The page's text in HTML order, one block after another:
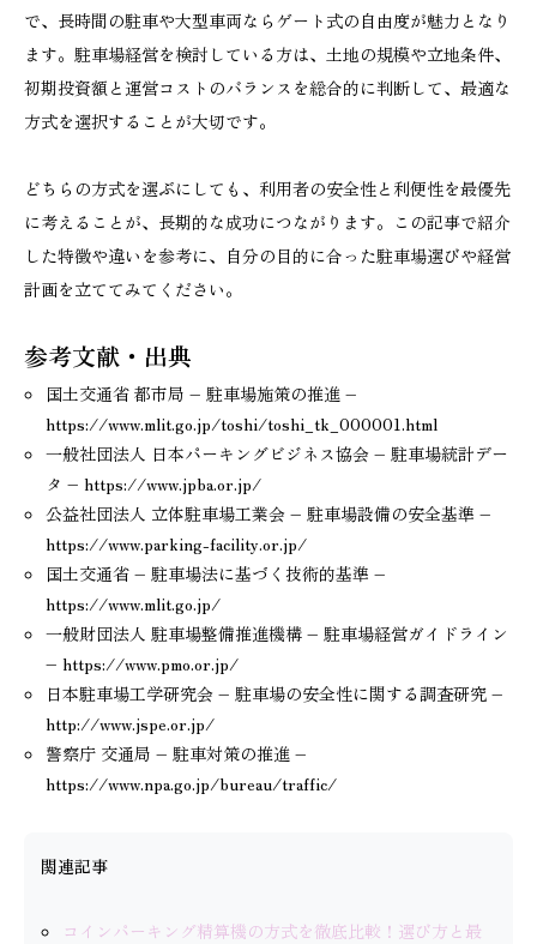
で、長時間の駐車や大型車両ならゲート式の自由度が魅力となり
ます。駐車場経営を検討している方は、土地の規模や立地条件、
初期投資額と運営コストのバランスを総合的に判断して、最適な
方式を選択することが大切です。
どちらの方式を選ぶにしても、利用者の安全性と利便性を最優先
に考えることが、長期的な成功につながります。この記事で紹介
した特徴や違いを参考に、自分の目的に合った駐車場選びや経営
計画を立ててみてください。
参考文献・出典
国土交通省 都市局 – 駐車場施策の推進 –
https://www.mlit.go.jp/toshi/toshi_tk_000001.html
一般社団法人 日本パーキングビジネス協会 – 駐車場統計デー
タ – https://www.jpba.or.jp/
公益社団法人 立体駐車場工業会 – 駐車場設備の安全基準 –
https://www.parking-facility.or.jp/
国土交通省 – 駐車場法に基づく技術的基準 –
https://www.mlit.go.jp/
一般財団法人 駐車場整備推進機構 – 駐車場経営ガイドライン
– https://www.pmo.or.jp/
日本駐車場工学研究会 – 駐車場の安全性に関する調査研究 –
http://www.jspe.or.jp/
警察庁 交通局 – 駐車対策の推進 –
https://www.npa.go.jp/bureau/traffic/
関連記事
コインパーキング精算機の方式を徹底比較！選び方と最